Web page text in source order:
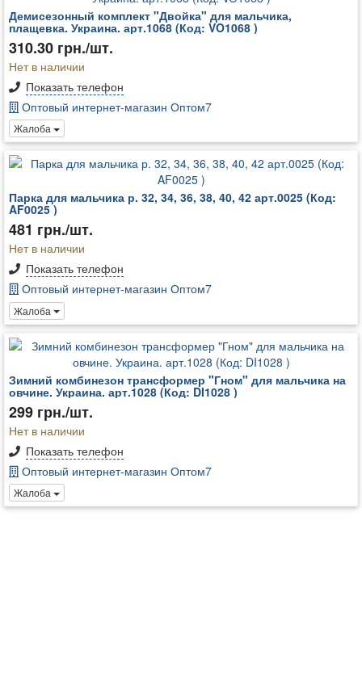
Демисезонный комплект "Двойка" для мальчика,
плащевка. Украина. арт.1068 (Код: VO1068 )
310.30 грн./шт.
Нет в наличии
Показать телефон
Оптовый интернет-магазин Оптом7
Жалоба
Парка для мальчика р. 32, 34, 36, 38, 40, 42 арт.0025 (Код:
AF0025 )
481 грн./шт.
Нет в наличии
Показать телефон
Оптовый интернет-магазин Оптом7
Жалоба
Зимний комбинезон трансформер "Гном" для мальчика на
овчине. Украина. арт.1028 (Код: DI1028 )
299 грн./шт.
Нет в наличии
Показать телефон
Оптовый интернет-магазин Оптом7
Жалоба